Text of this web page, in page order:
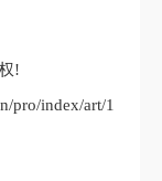
!
pro/index/art/1